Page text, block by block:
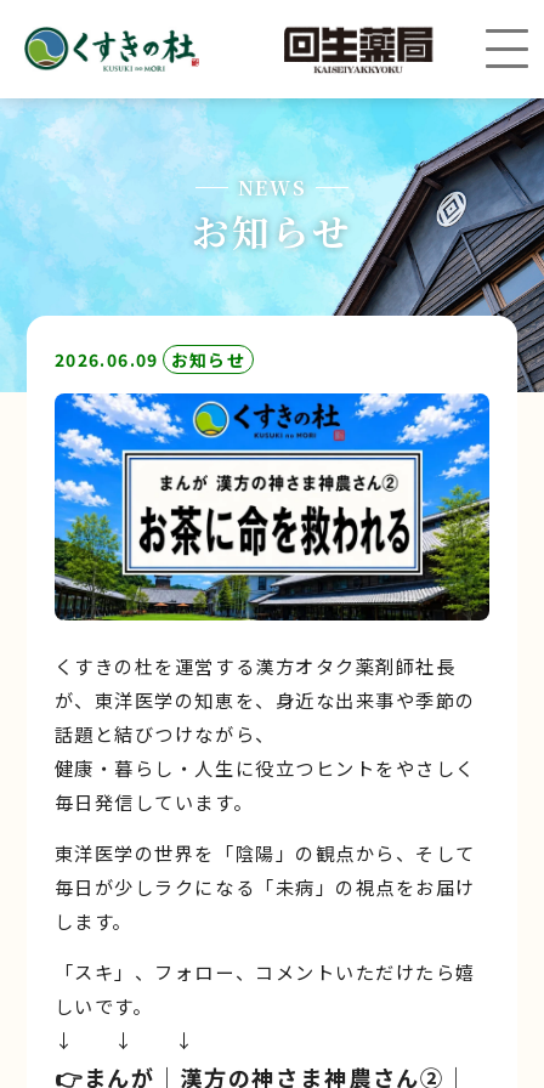
NEWS
お知らせ
2026.06.09 お知らせ
くすきの杜を運営する漢方オタク薬剤師社長
が、東洋医学の知恵を、身近な出来事や季節の
話題と結びつけながら、
健康・暮らし・人生に役立つヒントをやさしく
毎日発信しています。
東洋医学の世界を「陰陽」の観点から、そして
毎日が少しラクになる「未病」の視点をお届け
します。
「スキ」、フォロー、コメントいただけたら嬉
しいです。
↓ ↓ ↓
👉️まんが｜漢方の神さま神農さん②｜